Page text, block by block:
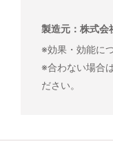
製造元：株式会
※効果・効能に
※合わない場合
ださい。